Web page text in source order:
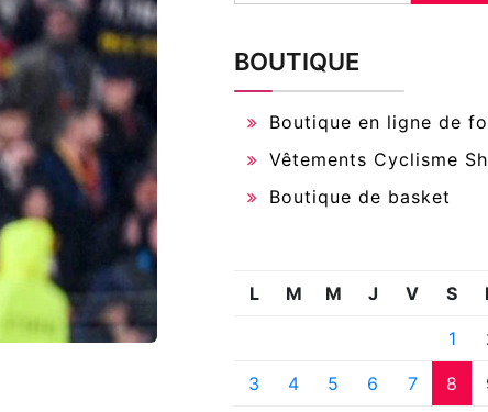
BOUTIQUE
Boutique en ligne de
Vêtements Cyclisme
Boutique de basket
L M M J V S
1
3 4 5 6 7 8